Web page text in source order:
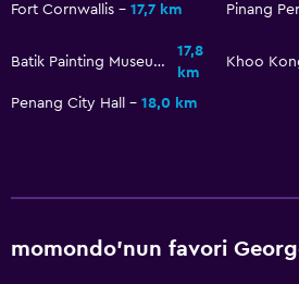
Fort Cornwallis 17,7 km
Batik Painting Museum Penang
17,8
km
Khoo
Penang City Hall 18,0 km
momondo'nun favori